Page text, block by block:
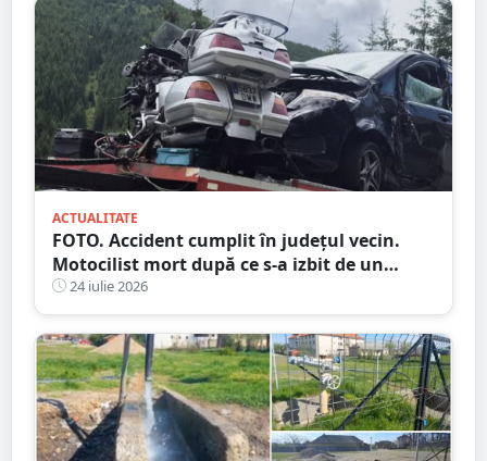
ACTUALITATE
FOTO. Accident cumplit în județul vecin.
Motocilist mort după ce s-a izbit de un
copac și un microbuz
24 iulie 2026